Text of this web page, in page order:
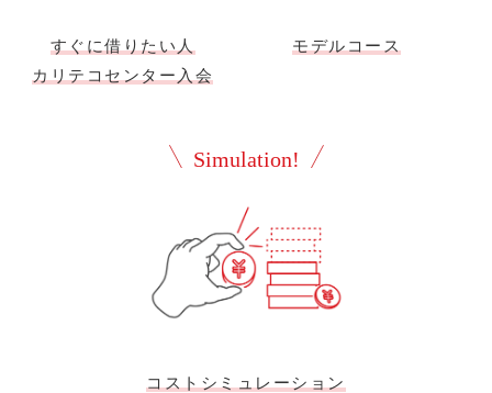
すぐに借りたい人
カリテコセンター入会
モデルコース
Simulation!
コストシミュレーション